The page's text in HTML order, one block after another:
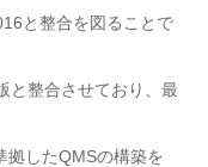
と整合を図ることで
と整合させており、最
拠したQMSの構築を